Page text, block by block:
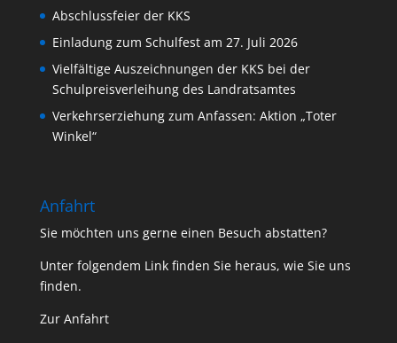
Abschlussfeier der KKS
Einladung zum Schulfest am 27. Juli 2026
Vielfältige Auszeichnungen der KKS bei der
Schulpreisverleihung des Landratsamtes
Verkehrserziehung zum Anfassen: Aktion „Toter
Winkel“
Anfahrt
Sie möchten uns gerne einen Besuch abstatten?
Unter folgendem Link finden Sie heraus, wie Sie uns
finden.
Zur Anfahrt